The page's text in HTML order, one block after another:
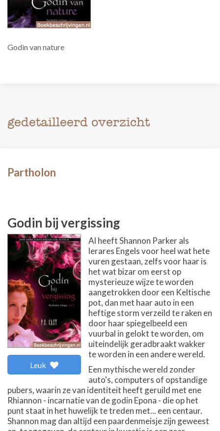
Godin van nature
gedetailleerd overzicht
Partholon
Godin bij vergissing
Leuk
Al heeft Shannon Parker als
lerares Engels voor heel wat hete
vuren gestaan, zelfs voor haar is
het wat bizar om eerst op
mysterieuze wijze te worden
aangetrokken door een Keltische
pot, dan met haar auto in een
heftige storm verzeild te raken en
door haar spiegelbeeld een
vuurbal in gelokt te worden, om
uiteindelijk geradbraakt wakker
te worden in een andere wereld.
Een mythische wereld zonder
auto's, computers of opstandige
pubers, waarin ze van identiteit heeft geruild met ene
Rhiannon - incarnatie van de godin Epona - die op het
punt staat in het huwelijk te treden met... een centaur.
Shannon mag dan altijd een paardenmeisje zijn geweest